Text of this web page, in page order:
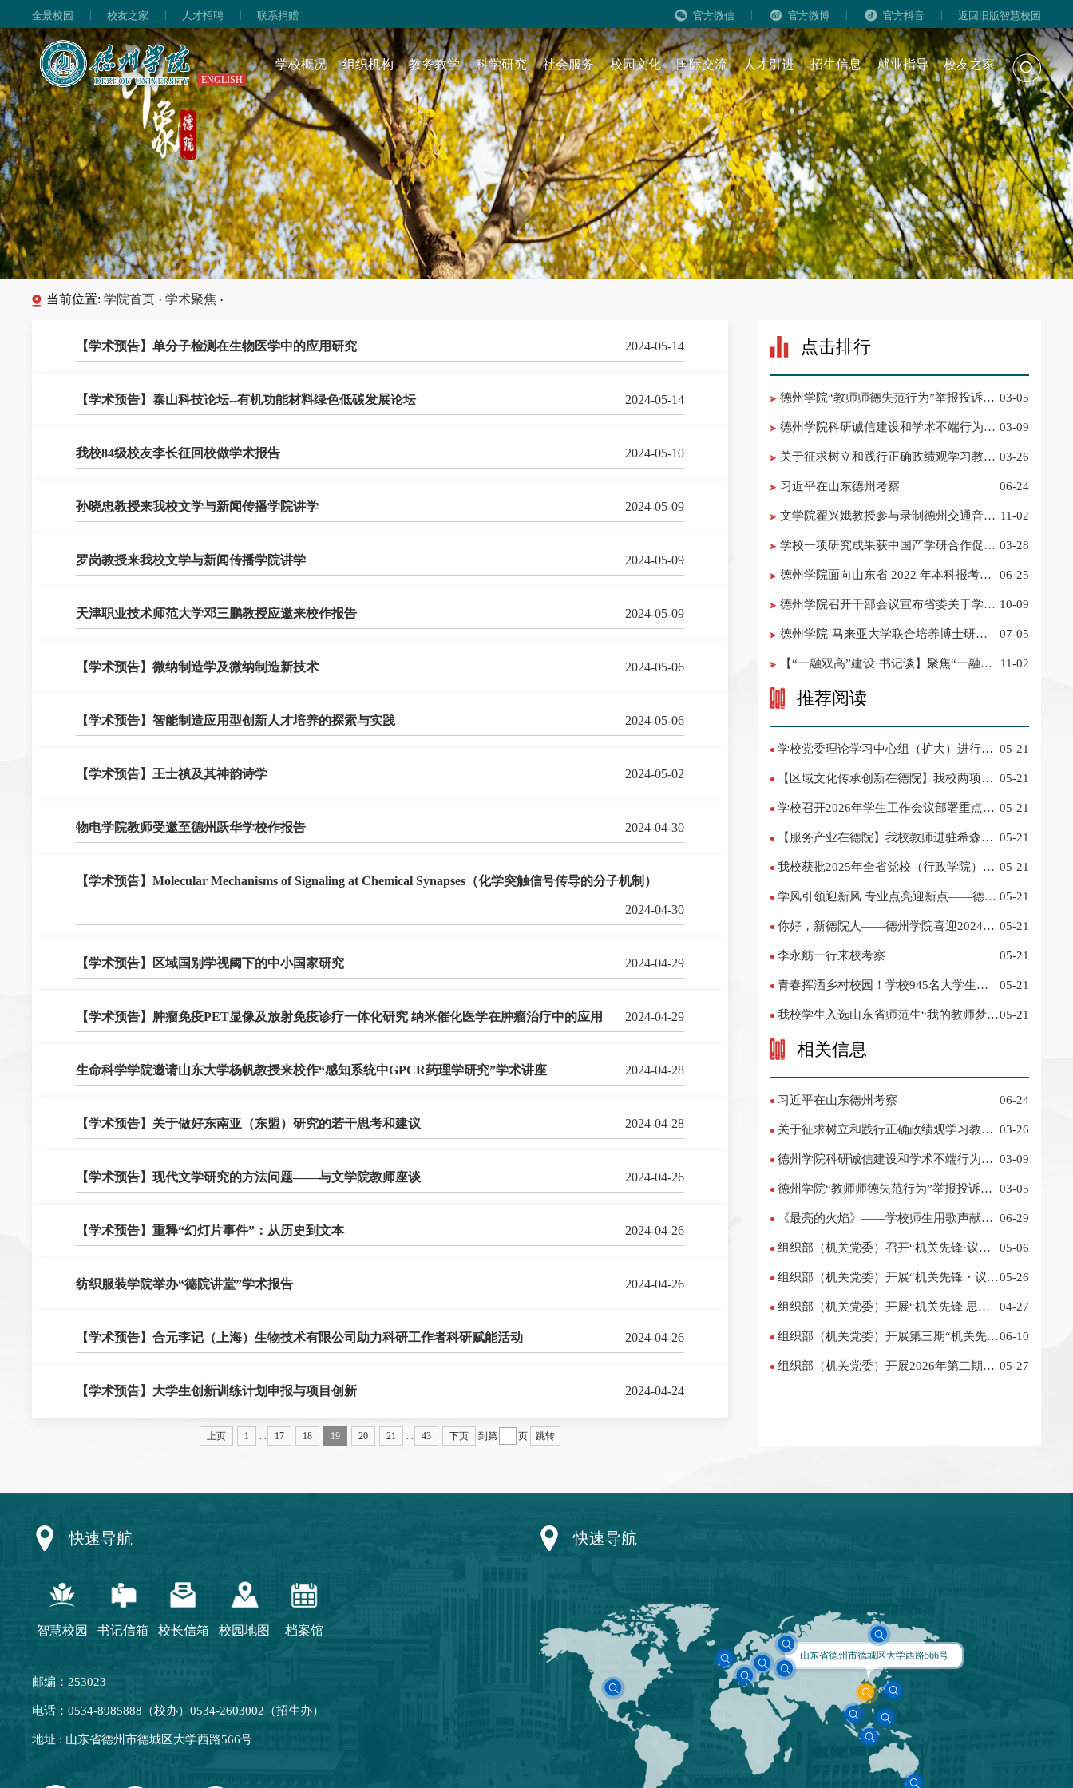
全景校园 | 校友之家 | 人才招聘 | 联系捐赠 官方微信 | 官方微博 | 官方抖音 | 返回旧版智慧校园
ENGLISH
学校概况 组织机构 教务教学 科学研究 社会服务 校园文化 国际交流 人才引进 招生信息 就业指导 校友之家
当前位置:学院首页 · 学术聚焦 ·
​【学术预告】单分子检测在生物医学中的应用研究 2024-05-14
【学术预告】泰山科技论坛--有机功能材料绿色低碳发展论坛 2024-05-14
​我校84级校友李长征回校做学术报告 2024-05-10
​孙晓忠教授来我校文学与新闻传播学院讲学 2024-05-09
​罗岗教授来我校文学与新闻传播学院讲学 2024-05-09
​天津职业技术师范大学邓三鹏教授应邀来校作报告 2024-05-09
​【学术预告】微纳制造学及微纳制造新技术 2024-05-06
【学术预告】智能制造应用型创新人才培养的探索与实践 2024-05-06
​【学术预告】王士禛及其神韵诗学 2024-05-02
​物电学院教师受邀至德州跃华学校作报告 2024-04-30
​【学术预告】Molecular Mechanisms of Signaling at Chemical Synapses（化学突触信号传导的分子机制）
2024-04-30
​【学术预告】区域国别学视阈下的中小国家研究 2024-04-29
​【学术预告】肿瘤免疫PET显像及放射免疫诊疗一体化研究 纳米催化医学在肿瘤治疗中的应用 2024-04-29
​生命科学学院邀请山东大学杨帆教授来校作“感知系统中GPCR药理学研究”学术讲座 2024-04-28
​【学术预告】关于做好东南亚（东盟）研究的若干思考和建议 2024-04-28
【学术预告】现代文学研究的方法问题——与文学院教师座谈 2024-04-26
​【学术预告】重释“幻灯片事件”：从历史到文本 2024-04-26
​纺织服装学院举办“德院讲堂”学术报告 2024-04-26
​【学术预告】合元李记（上海）生物技术有限公司助力科研工作者科研赋能活动 2024-04-26
​【学术预告】大学生创新训练计划申报与项目创新 2024-04-24
上页 1 ... 17 18 19 20 21 ... 43 下页 到第 页 跳转
点击排行
03-05
03-09
03-26
习近平在山东德州考察 06-24
11-02
03-28
06-25
10-09
07-05
11-02
推荐阅读
学校党委理论学习中心组（扩大）进行集
05-21
【区域文化传承创新在德院】我校两项作
教育优秀名单
05-21
学校召开2026年学生工作会议部署重点工
05-21
【服务产业在德院】我校教师进驻希森博
05-21
我校获批2025年全省党校（行政学院）系
05-21
学风引领迎新风 专业点亮迎新点——德州
05-21
你好，新德院人——德州学院喜迎2024级
05-21
李永舫一行来校考察 05-21
青春挥洒乡村校园！学校945名大学生赴
05-21
我校学生入选山东省师范生“我的教师梦”
05-21
相关信息
习近平在山东德州考察 06-24
关于征求树立和践行正确政绩观学习教育
03-26
德州学院科研诚信建设和学术不端行为举
03-09
德州学院“教师师德失范行为”举报投诉电
03-05
《最亮的火焰》——学校师生用歌声献礼
06-29
组织部（机关党委）召开“机关先锋·议事
05-06
组织部（机关党委）开展“机关先锋・议事
05-26
组织部（机关党委）开展“机关先锋 思享
04-27
组织部（机关党委）开展第三期“机关先
06-10
组织部（机关党委）开展2026年第二期
05-27
快速导航
智慧校园 书记信箱 校长信箱 校园地图 档案馆
邮编：253023
电话：0534-8985888（校办）0534-2603002（招生办）
地址 : 山东省德州市德城区大学西路566号
快速导航
山东省德州市德城区大学西路566号